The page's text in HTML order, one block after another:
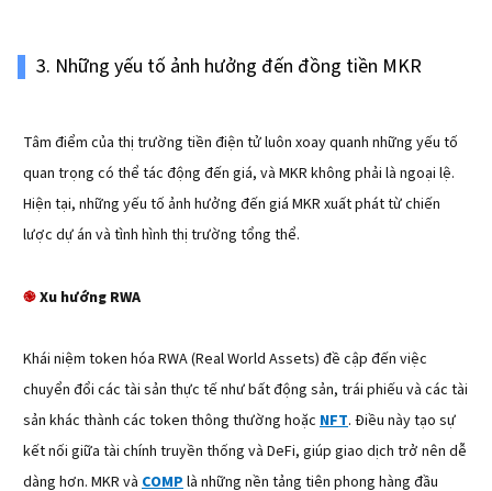
3. Những yếu tố ảnh hưởng đến đồng tiền MKR
Tâm điểm của thị trường tiền điện tử luôn xoay quanh những yếu tố
quan trọng có thể tác động đến giá, và MKR không phải là ngoại lệ.
Hiện tại, những yếu tố ảnh hưởng đến giá MKR xuất phát từ chiến
lược dự án và tình hình thị trường tổng thể.
֎Xu hướng RWA
Khái niệm token hóa RWA (Real World Assets) đề cập đến việc
chuyển đổi các tài sản thực tế như bất động sản, trái phiếu và các tài
sản khác thành các token thông thường hoặc NFT. Điều này tạo sự
kết nối giữa tài chính truyền thống và DeFi, giúp giao dịch trở nên dễ
dàng hơn. MKR và COMPlà những nền tảng tiên phong hàng đầu